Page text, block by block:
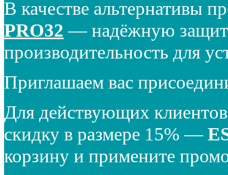
В качестве альтернативы
PRO32 — надёжную
производительность для
Приглашаем вас
Для действующих
скидку в размере 15% —
корзину и примените